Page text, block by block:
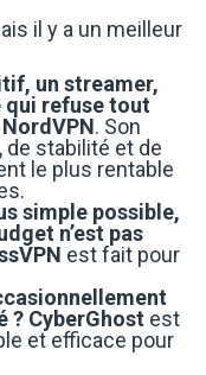
il y a un meilleur
un streamer,
qui refuse tout
NordVPN. Son
de stabilité et de
le plus rentable
simple possible,
n’est pas
est fait pour
? CyberGhost est
et efficace pour